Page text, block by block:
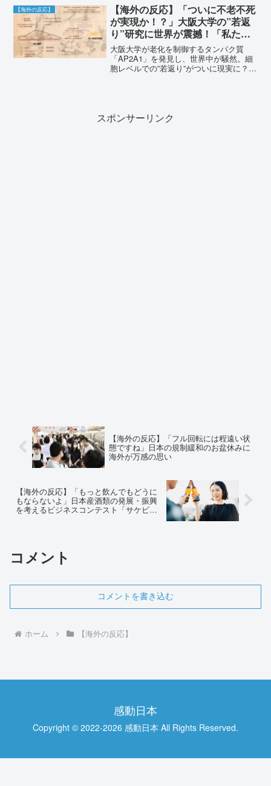
到。この大胆な取り組みに対する世界の
反応を詳しく解説します。
【海外の反応】
【海外の反応】「ついに不老不死
が実現か！？」大阪大学の”若返
り”研究に世界が震撼！「私た
ち、永遠に生きるのよ！！」
大阪大学が老化を制御するタンパク質
「AP2A1」を発見し、世界中が騒然。細
胞レベルでの”若返り”がついに現実に？不
スポンサーリンク
【海外の反応】「フル回転には程遠い状
態ですね」日本の規制緩和のお盆休みに
海外が万感の思い
【海外の反応】「もっと飲んでもどうに
もならないよ」日本産酒類の発展・振興
を考えるビジネスコンテスト「サケビ
コメント
コメントを書き込む
ホーム 【海外の反応】
感動日本
Copyright © 2022-2026 感動日本 All Rights Reserved.